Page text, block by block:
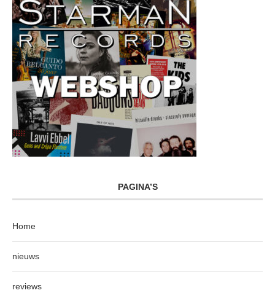
PAGINA’S
Home
nieuws
reviews